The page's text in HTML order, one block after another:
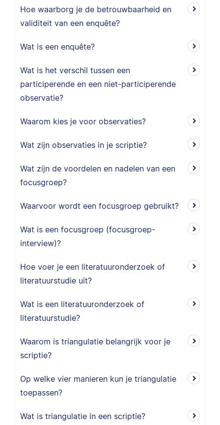
Hoe waarborg je de betrouwbaarheid en
validiteit van een enquête?
Wat is een enquête?
Wat is het verschil tussen een
participerende en een niet-participerende
observatie?
Waarom kies je voor observaties?
Wat zijn observaties in je scriptie?
Wat zijn de voordelen en nadelen van een
focusgroep?
Waarvoor wordt een focusgroep gebruikt?
Wat is een focusgroep (focusgroep-
interview)?
Hoe voer je een literatuuronderzoek of
literatuurstudie uit?
Wat is een literatuuronderzoek of
literatuurstudie?
Waarom is triangulatie belangrijk voor je
scriptie?
Op welke vier manieren kun je triangulatie
toepassen?
Wat is triangulatie in een scriptie?